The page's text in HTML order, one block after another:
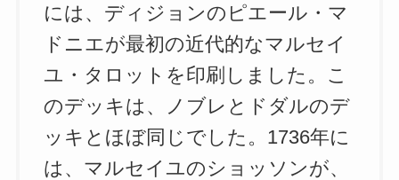
には、ディジョンのピエール・マ
ドニエが最初の近代的なマルセイ
ユ・タロットを印刷しました。こ
のデッキは、ノブレとドダルのデ
ッキとほぼ同じでした。1736年に
は、マルセイユのショッソンが、